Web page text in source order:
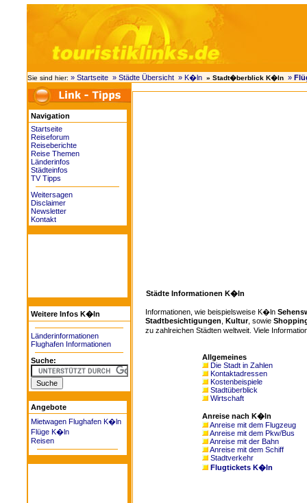
Sie sind hier: » Startseite » Städte Übersicht » K�ln » Stadt�berblick K�ln »
Navigation
Startseite
Reiseforum
Reiseberichte
Reise Themen
Länderinfos
Städteinfos
TV Tipps
Weitersagen
Disclaimer
Newsletter
Kontakt
Weitere Infos K�ln
Länderinformationen
Flughafen Informationen
Suche:
Angebote
Mietwagen Flughafen K�ln
Flüge K�ln
Reisen
Städte Informationen K�ln
Informationen, wie beispielsweise K�ln
Stadtbesichtigungen
Kultur, sowie
zu zahlreichen Städten weltweit. Viele
Allgemeines
Die Stadt in Zahlen
Kontaktadressen
Kostenbeispiele
Stadtüberblick
Wirtschaft
Anreise nach K�ln
Anreise mit dem Flugzeug
Anreise mit dem Pkw/Bus
Anreise mit der Bahn
Anreise mit dem Schiff
Stadtverkehr
Flugtickets K�ln